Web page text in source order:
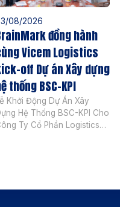
08/2026
đồng hành
Vicem Logistics
off Dự án Xây dựng
thống BSC-KPI
Khởi Động Dự Án Xây
Hệ Thống BSC-KPI Cho
Ty Cổ Phần Logistics